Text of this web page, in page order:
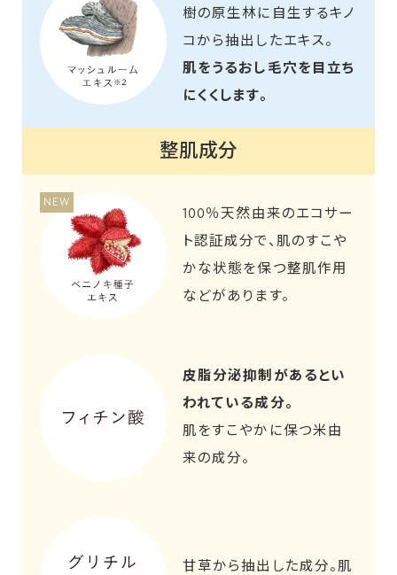
樹の原生林に自生するキノ
コから抽出したエキス。
肌をうるおし毛穴を目立ち
にくくします。
整肌成分
NEW
100％天然由来のエコサー
ト認証成分で、肌のすこや
かな状態を保つ整肌作用
などがあります。
皮脂分泌抑制があるとい
われている成分。
肌をすこやかに保つ米由
来の成分。
甘草から抽出した成分。肌